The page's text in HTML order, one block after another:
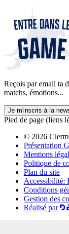
Reçois par email ta
matchs, émotions...
Je m'inscris à la
Pied de page (liens
© 2026
Présentation
Mentions
Politique de
Plan du site
Accessibilité:
Conditions
Gestion des
Réalisé par